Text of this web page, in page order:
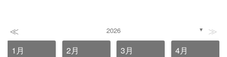
≪ 2026 ▼ ≫
1月 2月 3月 4月